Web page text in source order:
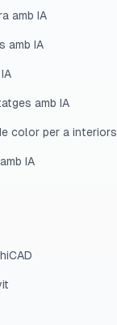
amb IA
amb IA
amb IA
color per a interiors
IA